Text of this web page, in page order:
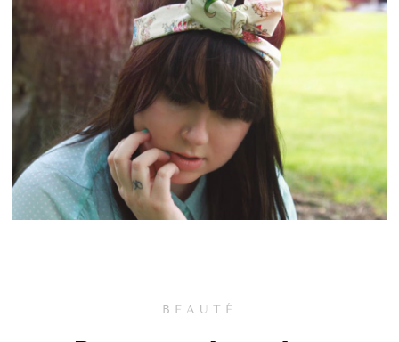
BEAUTÉ